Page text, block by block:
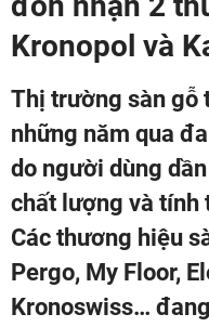
Kronopol và
Thị trường sàn gỗ
những năm qua
do người dùng
chất lượng và tính
Các thương hiệu
Pergo, My Floor,
Kronoswiss…